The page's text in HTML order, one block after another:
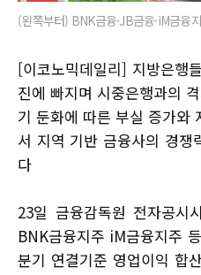
(왼쪽부터) BNK금융·JB금융·iM금융
[이코노믹데일리] 지방은행
진에 빠지며 시중은행과의
기 둔화에 따른 부실 증가와
서 지역 기반 금융사의 경쟁
다
23일 금융감독원 전자공시
BNK금융지주 iM금융지주
분기 연결기준 영업이익 합